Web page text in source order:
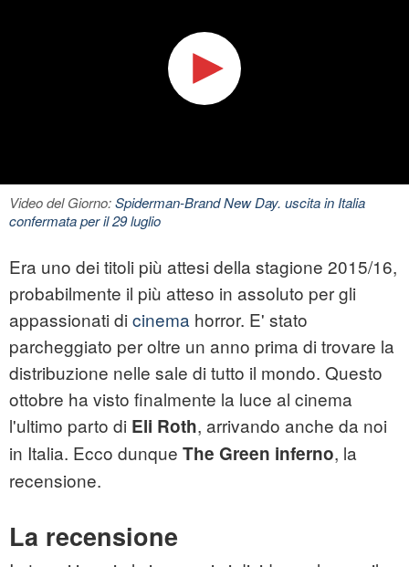
Video del Giorno:Spiderman-Brand New Day. uscita in Italia
confermata per il 29 luglio
Era uno dei titoli più attesi della stagione 2015/16,
probabilmente il più atteso in assoluto per gli
appassionati di cinema horror. E' stato
parcheggiato per oltre un anno prima di trovare la
distribuzione nelle sale di tutto il mondo. Questo
ottobre ha visto finalmente la luce al cinema
l'ultimo parto di Eli Roth, arrivando anche da noi
in Italia. Ecco dunque The Green inferno, la
recensione.
La recensione